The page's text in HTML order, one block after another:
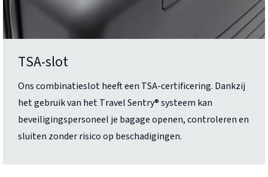
TSA-slot
Ons combinatieslot heeft een TSA-certificering. Dankzij
het gebruik van het Travel Sentry® systeem kan
beveiligingspersoneel je bagage openen, controleren en
sluiten zonder risico op beschadigingen.